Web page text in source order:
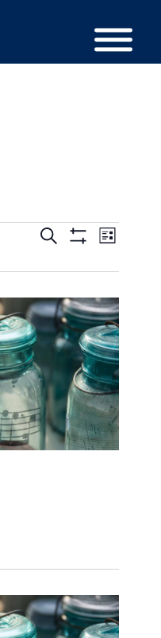
Eventi
e
viste
Cerca
Lista